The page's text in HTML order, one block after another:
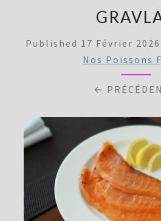
Published 17 Février 2026
Nos Poissons
←